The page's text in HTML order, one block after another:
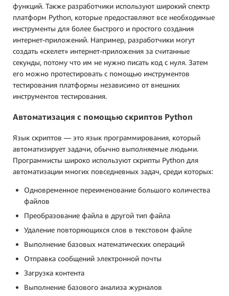
функций. Также разработчики используют широкий спектр
платформ Python, которые предоставляют все необходимые
инструменты для более быстрого и простого создания
интернет-приложений. Например, разработчики могут
создать «скелет» интернет-приложения за считанные
секунды, потому что им не нужно писать код с нуля. Затем
его можно протестировать с помощью инструментов
тестирования платформы независимо от внешних
инструментов тестирования.
Автоматизация с помощью скриптов Python
Язык скриптов — это язык программирования, который
автоматизирует задачи, обычно выполняемые людьми.
Программисты широко используют скрипты Python для
автоматизации многих повседневных задач, среди которых:
Одновременное переименование большого количества
файлов
Преобразование файла в другой тип файла
Удаление повторяющихся слов в текстовом файле
Выполнение базовых математических операций
Отправка сообщений электронной почты
Загрузка контента
Выполнение базового анализа журналов